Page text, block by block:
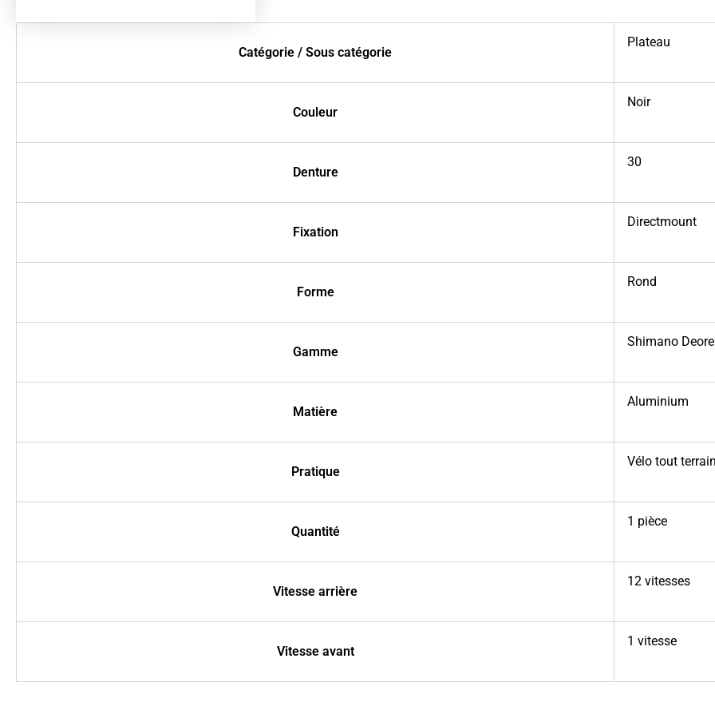
Catégorie / Sous catégorie
Plateau
Couleur
Noir
Denture
30
Fixation
Directmount
Forme
Rond
Gamme
Shimano
Matière
Aluminium
Pratique
Vélo tout
Quantité
1 pièce
Vitesse arrière
12 vitesses
Vitesse avant
1 vitesse